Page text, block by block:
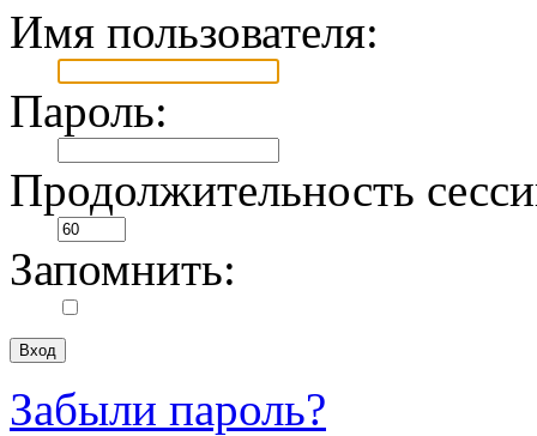
Имя пользователя:
Пароль:
Продолжительность
Запомнить:
Забыли пароль?